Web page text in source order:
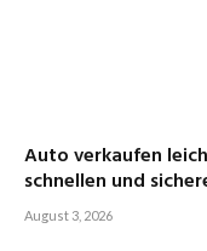
Auto verkaufen
schnellen und
August 3, 2026